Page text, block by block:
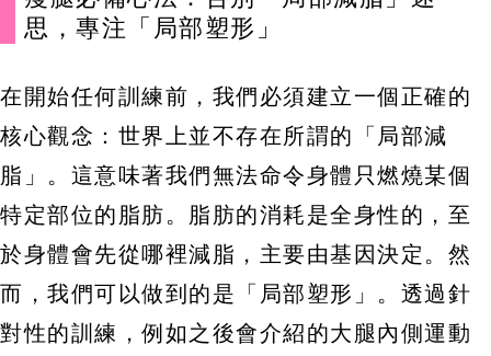
思，專注「局部塑形」
在開始任何訓練前，我們必須建立一個正確的
核心觀念：世界上並不存在所謂的「局部減
脂」。這意味著我們無法命令身體只燃燒某個
特定部位的脂肪。脂肪的消耗是全身性的，至
於身體會先從哪裡減脂，主要由基因決定。然
而，我們可以做到的是「局部塑形」。透過針
對性的訓練，例如之後會介紹的大腿內側運動